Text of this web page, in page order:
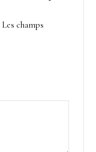
Les champs